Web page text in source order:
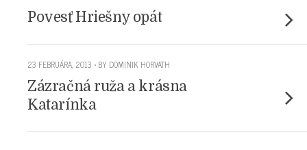
Povesť Hriešny opát
23 FEBRUÁRA, 2013 • BY DOMINIK HORVATH
Zázračná ruža a krásna
Katarínka